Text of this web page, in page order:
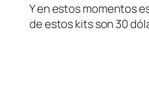
Y en estos momentos
de estos kits son 30